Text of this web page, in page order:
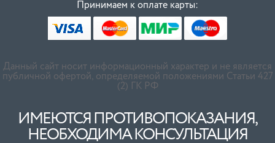
Принимаем к оплате карты:
Данный сайт носит информационный характер и не является
публичной офертой, определяемой положениями Статьи 427
(2) ГК РФ
ИМЕЮТСЯ ПРОТИВОПОКАЗАНИЯ,
НЕОБХОДИМА КОНСУЛЬТАЦИЯ